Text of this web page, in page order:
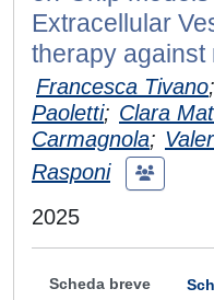
Extracellular
therapy
Francesca Tivano;
Paoletti; Clara
Carmagnola;
Rasponi
2025
Scheda breve